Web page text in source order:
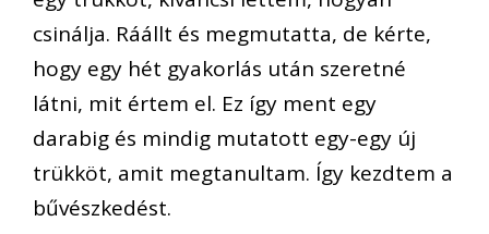
csinálja. Ráállt és megmutatta, de kérte,
hogy egy hét gyakorlás után szeretné
látni, mit értem el. Ez így ment egy
darabig és mindig mutatott egy-egy új
trükköt, amit megtanultam. Így kezdtem a
bűvészkedést.